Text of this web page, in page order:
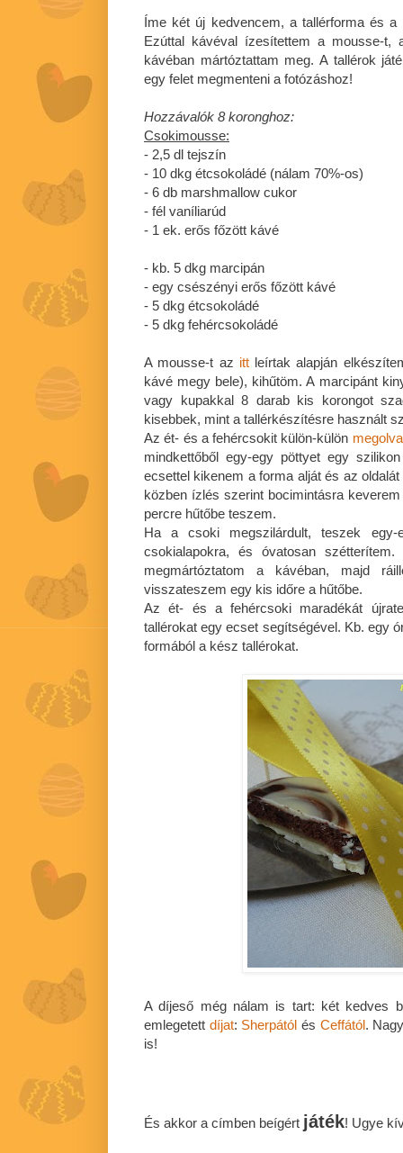
Íme két új kedvencem, a tallérforma és
Ezúttal kávéval ízesítettem a mousse-t,
kávéban mártóztattam meg. A tallérok
egy felet megmenteni a fotózáshoz!
Hozzávalók 8 koronghoz:
Csokimousse:
- 2,5 dl tejszín
- 10 dkg étcsokoládé (nálam 70%-os)
- 6 db marshmallow cukor
- fél vaníliarúd
- 1 ek. erős főzött kávé
- kb. 5 dkg marcipán
- egy csészényi erős főzött kávé
- 5 dkg étcsokoládé
- 5 dkg fehércsokoládé
A mousse-t az ittleírtak alapján
kávé megy bele), kihűtöm. A marcipánt
vagy kupakkal 8 darab kis korongot
kisebbek, mint a tallérkészítésre használt
Az ét- és a fehércsokit külön-külön
mindkettőből egy-egy pöttyet egy
ecsettel kikenem a forma alját és az
közben ízlés szerint bocimintásra
percre hűtőbe teszem.
Ha a csoki megszilárdult, teszek
csokialapokra, és óvatosan szétterítem.
megmártóztatom a kávéban, majd
visszateszem egy kis időre a hűtőbe.
Az ét- és a fehércsoki maradékát
tallérokat egy ecset segítségével. Kb. egy
formából a kész tallérokat.
A díjeső még nálam is tart: két kedves
emlegetett díjat: Sherpától és Ceffától .
is!
És akkor a címben beígért játék! Ugye